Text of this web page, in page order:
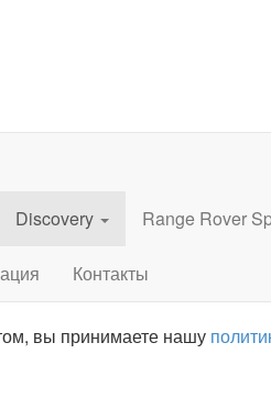
Discovery Range Rover
Контакты
вы принимаете нашу